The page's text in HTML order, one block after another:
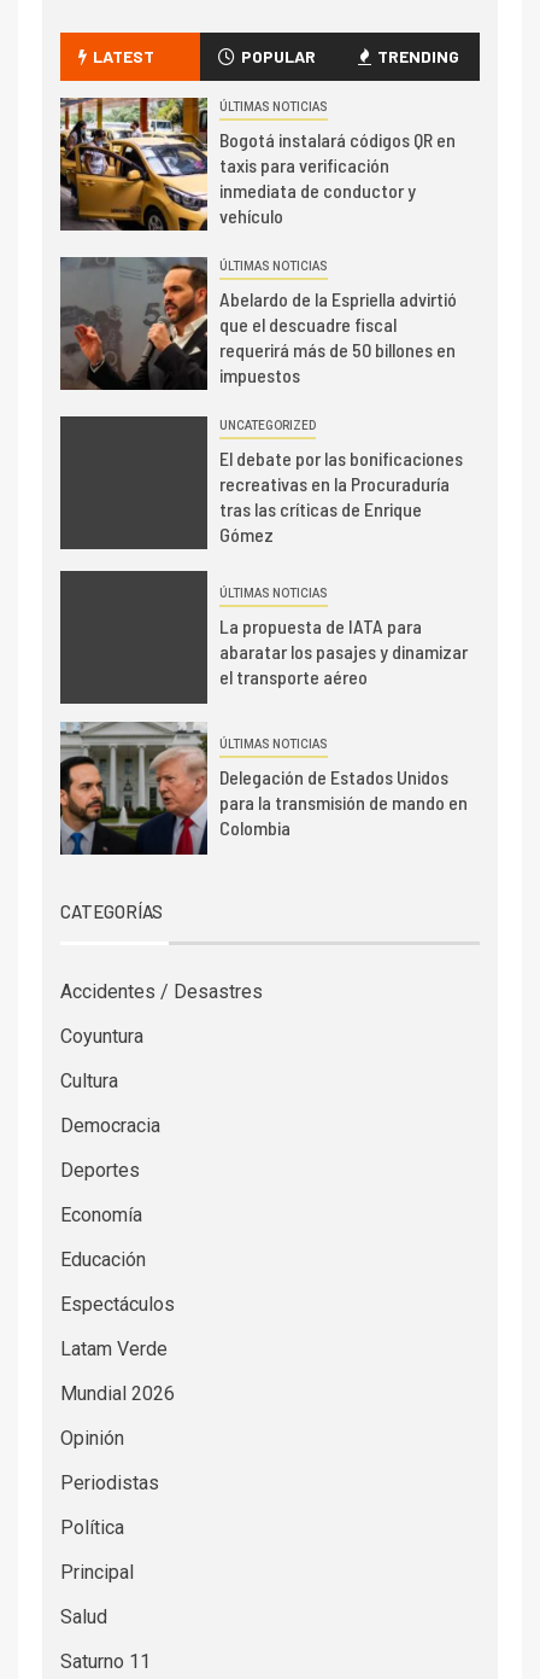
LATEST POPULAR TRENDING
ÚLTIMAS NOTICIAS
Bogotá instalará códigos QR en
taxis para verificación
inmediata de conductor y
vehículo
ÚLTIMAS NOTICIAS
Abelardo de la Espriella advirtió
que el descuadre fiscal
requerirá más de 50 billones en
impuestos
UNCATEGORIZED
El debate por las bonificaciones
recreativas en la Procuraduría
tras las críticas de Enrique
Gómez
ÚLTIMAS NOTICIAS
La propuesta de IATA para
abaratar los pasajes y dinamizar
el transporte aéreo
ÚLTIMAS NOTICIAS
Delegación de Estados Unidos
para la transmisión de mando en
Colombia
CATEGORÍAS
Accidentes / Desastres
Coyuntura
Cultura
Democracia
Deportes
Economía
Educación
Espectáculos
Latam Verde
Mundial 2026
Opinión
Periodistas
Política
Principal
Salud
Saturno 11